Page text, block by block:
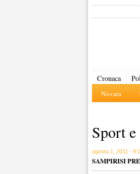
Cronaca
Novara
Sport
agosto 1, 2011 -
SAMPIRISI